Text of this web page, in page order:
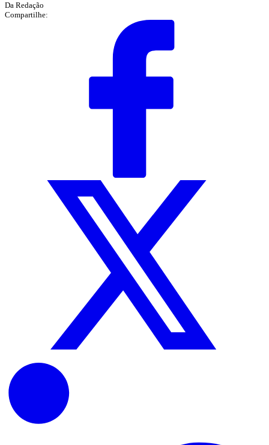
Da Redação
Compartilhe: